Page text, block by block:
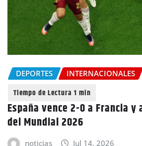
DEPORTES INTERNACIONALES
España vence 2-0 a Francia
del Mundial 2026
noticias Jul 14, 2026